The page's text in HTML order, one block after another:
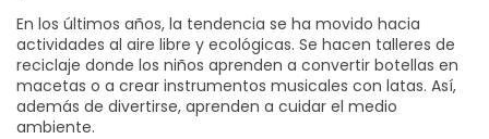
En los últimos años, la tendencia se ha movido hacia
actividades al aire libre y ecológicas. Se hacen talleres de
reciclaje donde los niños aprenden a convertir botellas en
macetas o a crear instrumentos musicales con latas. Así,
además de divertirse, aprenden a cuidar el medio
ambiente.